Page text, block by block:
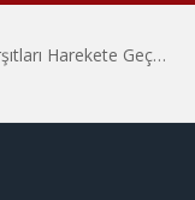
Hiroşima’nın 81. Yılında İtalyan Savaş Karşıtları Harekete Geçti: “Hatırlamak yeterli değil”